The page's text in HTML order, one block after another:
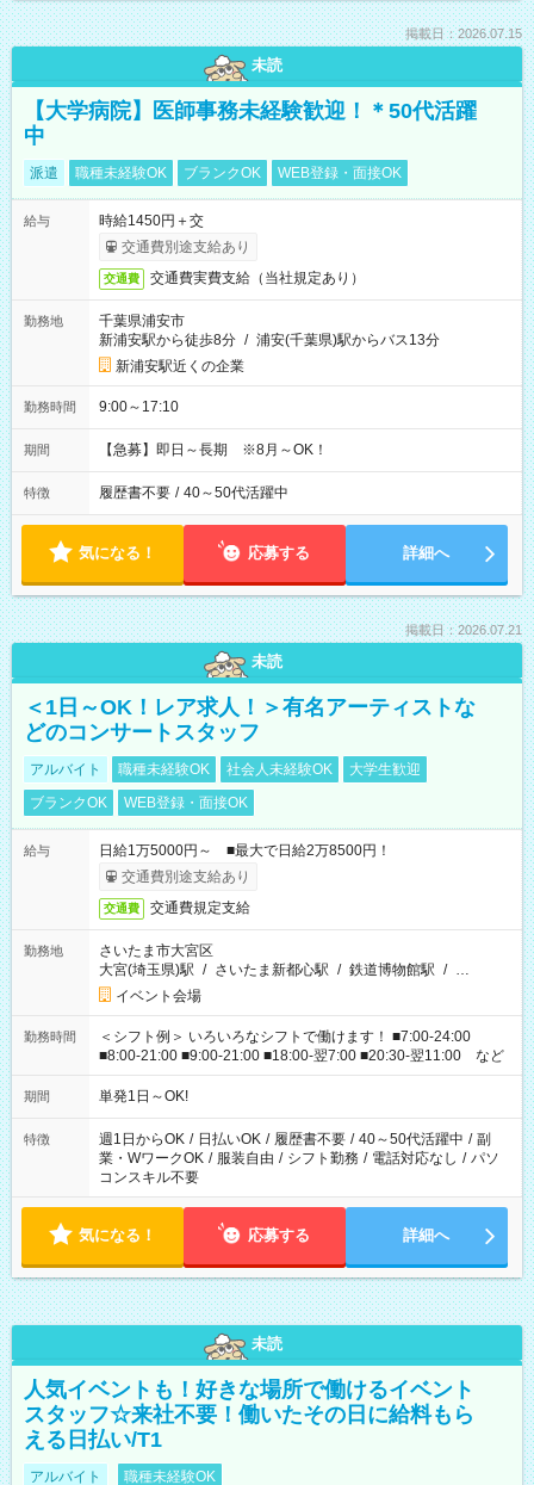
掲載日：2026.07.15
未読
【大学病院】医師事務未経験歓迎！＊50代活躍
中
派遣 職種未経験OK ブランクOK WEB登録・面接OK
給与
時給1450円＋交
交通費別途支給あり
交通費 交通費実費支給（当社規定あり）
勤務地
千葉県浦安市
新浦安駅から徒歩8分 / 浦安(千葉県)駅からバス13分
新浦安駅近くの企業
勤務時間 9:00～17:10
期間 【急募】即日～長期 ※8月～OK！
特徴 履歴書不要 / 40～50代活躍中
気になる！ 応募する 詳細へ
掲載日：2026.07.21
未読
＜1日～OK！レア求人！＞有名アーティストな
どのコンサートスタッフ
アルバイト 職種未経験OK 社会人未経験OK
大学生歓迎
ブランクOK
WEB登録・面接OK
給与
日給1万5000円～ ■最大で日給2万8500円！
交通費別途支給あり
交通費 交通費規定支給
勤務地
さいたま市大宮区
大宮(埼玉県)駅 / さいたま新都心駅 / 鉄道博物館駅 / …
イベント会場
勤務時間
＜シフト例＞ いろいろなシフトで働けます！ ■7:00-24:00
■8:00-21:00 ■9:00-21:00 ■18:00-翌7:00 ■20:30-翌11:00 など
期間 単発1日～OK!
特徴 週1日からOK / 日払いOK / 履歴書不要 / 40～50代活躍中 / 副
業・WワークOK / 服装自由 / シフト勤務 / 電話対応なし / パソ
コンスキル不要
気になる！ 応募する 詳細へ
未読
人気イベントも！好きな場所で働けるイベント
スタッフ☆来社不要！働いたその日に給料もら
える日払い/T1
アルバイト 職種未経験OK